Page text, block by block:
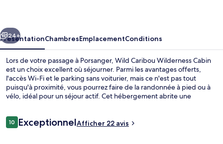
Suivant
24+
PrésentationChambresEmplacementConditions
Lors de votre passage à Porsanger, Wild Caribou Wilderness Cabin
est un choix excellent où séjourner. Parmi les avantages offerts,
l'accès Wi-Fi et le parking sans voiturier, mais ce n'est pas tout
puisqu'à proximité, vous pourrez faire de la randonnée à pied ou à
vélo, idéal pour un séjour actif. Cet hébergement abrite une
Avis
voyageurs
1010 sur 10
ExceptionnelAfficher 22 avis